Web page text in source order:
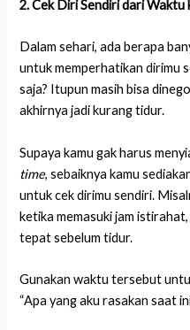
2. Cek Diri Sendiri dari Waktu
Dalam sehari, ada berapa
untuk memperhatikan dirimu
saja? Itupun masih bisa
akhirnya jadi kurang tidur.
Supaya kamu gak harus
time, sebaiknya kamu
untuk cek dirimu sendiri.
ketika memasuki jam
tepat sebelum tidur.
Gunakan waktu tersebut
“Apa yang aku rasakan saat